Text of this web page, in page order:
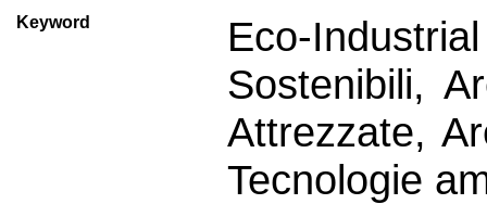
Keyword
Eco-
Sostenibili,
Attrezzate,
Tecnologie